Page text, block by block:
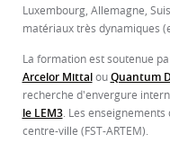
Luxembourg, Allemagne,
matériaux très dynamiques
La formation est soutenue
Arcelor MittalouQuantum
recherche d'envergure
le LEM3. Les enseignements
centre-ville (FST-ARTEM).